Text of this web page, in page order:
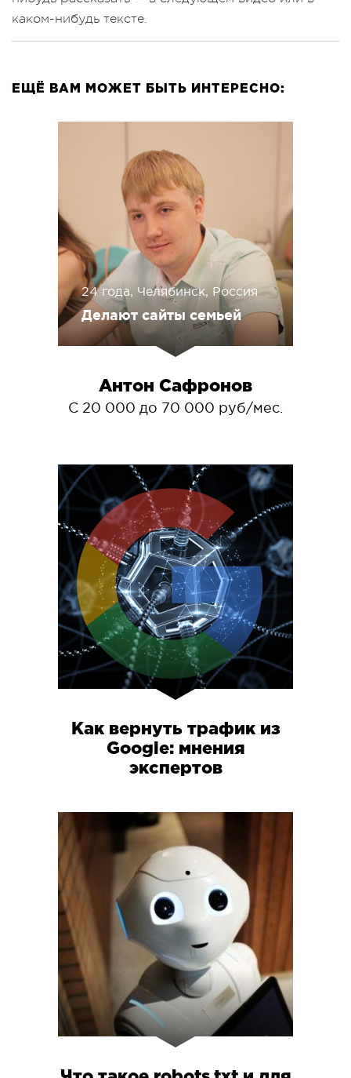
каком-нибудь тексте.
ЕЩЁ ВАМ МОЖЕТ БЫТЬ ИНТЕРЕСНО:
24 года, Челябинск, Россия
Делают сайты семьей
Антон Сафронов
С 20 000 до 70 000 руб/мес.
Как вернуть трафик из
Google: мнения
экспертов